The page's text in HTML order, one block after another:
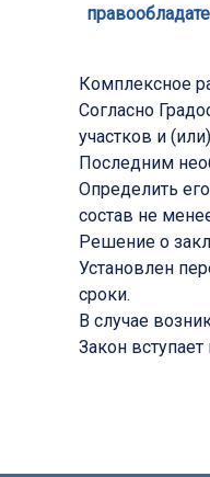
Комплексное
Согласно
участков и
Последним
Определить
состав не
Решение о
Установлен
сроки.
В случае
Закон